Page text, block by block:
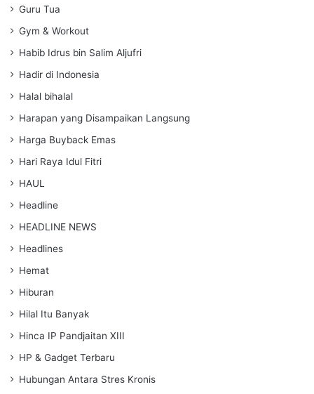
Guru Tua
Gym & Workout
Habib Idrus bin Salim Aljufri
Hadir di Indonesia
Halal bihalal
Harapan yang Disampaikan Langsung
Harga Buyback Emas
Hari Raya Idul Fitri
HAUL
Headline
HEADLINE NEWS
Headlines
Hemat
Hiburan
Hilal Itu Banyak
Hinca IP Pandjaitan XIII
HP & Gadget Terbaru
Hubungan Antara Stres Kronis